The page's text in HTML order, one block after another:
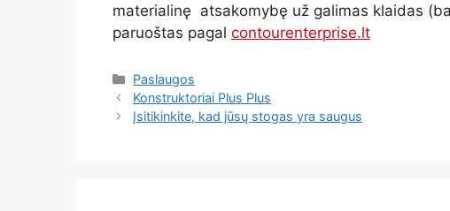
materialinę atsakomybę už galimas klaidas
paruoštas pagal contourenterprise.lt
Paslaugos
Konstruktoriai Plus Plus
Įsitikinkite, kad jūsų stogas yra saugus